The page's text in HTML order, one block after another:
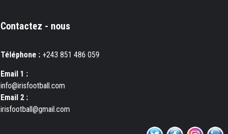
Contactez - nous
Téléphone : +243 851 486 059
Email 1 :
info@irisfootball.com
Email 2 :
irisfootball@gmail.com